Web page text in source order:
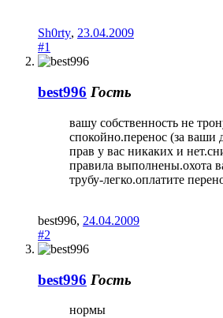
Sh0rty, 23.04.2009
#1
best996 Гость
вашу собственность не
спокойно.перенос (за ваши
прав у вас никаких и
правила выполнены.охота
трубу-легко.оплатите
best996, 24.04.2009
#2
best996 Гость
нормы